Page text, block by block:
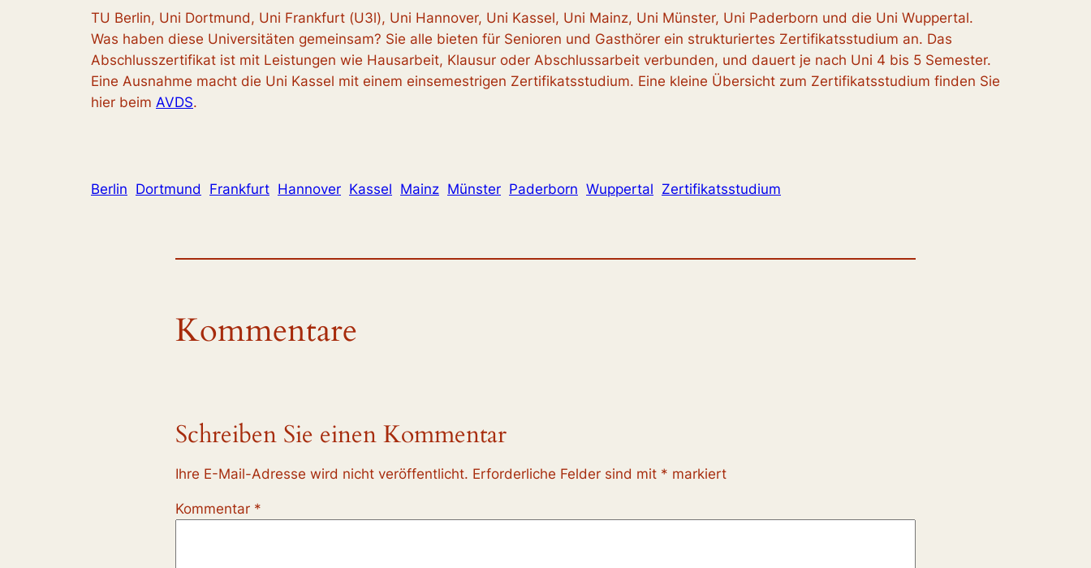
TU Berlin, Uni Dortmund, Uni Frankfurt (U3l), Uni Hannover, Uni Kassel, Uni Mainz, Uni Münster, Uni Paderborn und die Uni Wuppertal.
Was haben diese Universitäten gemeinsam? Sie alle bieten für Senioren und Gasthörer ein strukturiertes Zertifikatsstudium an. Das
Abschlusszertifikat ist mit Leistungen wie Hausarbeit, Klausur oder Abschlussarbeit verbunden, und dauert je nach Uni 4 bis 5 Semester.
Eine Ausnahme macht die Uni Kassel mit einem einsemestrigen Zertifikatsstudium. Eine kleine Übersicht zum Zertifikatsstudium finden Sie
hier beim AVDS.
Berlin Dortmund Frankfurt Hannover Kassel Mainz Münster Paderborn Wuppertal Zertifikatsstudium
Kommentare
Schreiben Sie einen Kommentar
Ihre E-Mail-Adresse wird nicht veröffentlicht. Erforderliche Felder sind mit * markiert
Kommentar *